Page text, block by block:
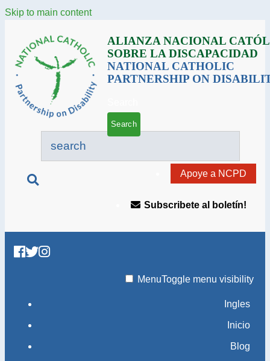
Skip to main content
ALIANZA NACIONAL
SOBRE LA DISCAPACIDAD
NATIONAL CATHOLIC
PARTNERSHIP ON
Apoye a NCPD
Subscribete al boletín!
MenuToggle menu visibility
Ingles
Inicio
Blog